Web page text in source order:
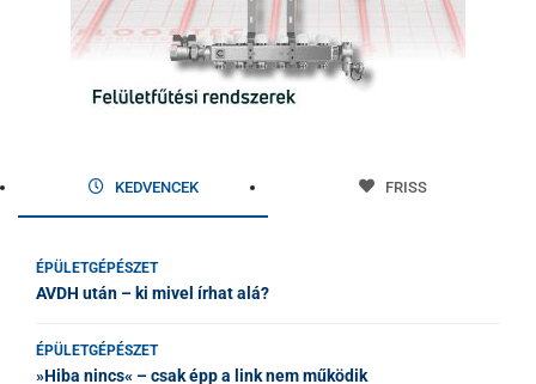
KEDVENCEK FRISS
ÉPÜLETGÉPÉSZET
AVDH után – ki mivel írhat alá?
ÉPÜLETGÉPÉSZET
»Hiba nincs« – csak épp a link nem működik